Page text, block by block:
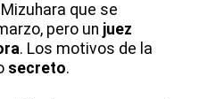
que se
pero un juez
. Los motivos de la
secreto.